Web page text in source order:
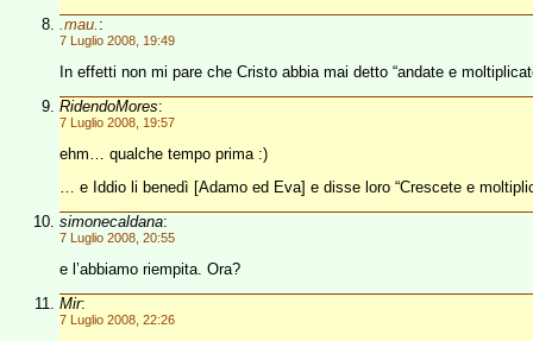
.mau. :
7 Luglio 2008, 19:49
In effetti non mi pare che Cristo abbia mai detto “andate e
RidendoMores:
7 Luglio 2008, 19:57
ehm… qualche tempo prima :)
… e Iddio li benedì [Adamo ed Eva] e disse loro “Crescete e
simonecaldana:
7 Luglio 2008, 20:55
e l’abbiamo riempita. Ora?
Mir:
7 Luglio 2008, 22:26